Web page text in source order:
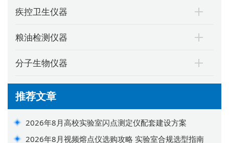
疾控卫生仪器
粮油检测仪器
分子生物仪器
推荐文章
2026年8月高校实验室闪点测定仪配套建设方案
2026年8月视频熔点仪选购攻略 实验室合规选型指南